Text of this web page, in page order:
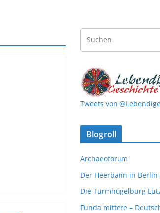
Tweets von
Blogroll
Archaeoforum
Der Heerbann in
Die Turmhügelburg
Funda mittere –